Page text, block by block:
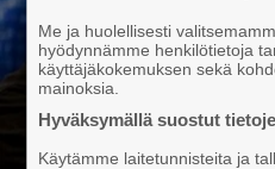
Me ja huolellisesti
hyödynnämme henkilötietoja
käyttäjäkokemuksen sekä
mainoksia.
Hyväksymällä suostut
Käytämme laitetunnisteita ja